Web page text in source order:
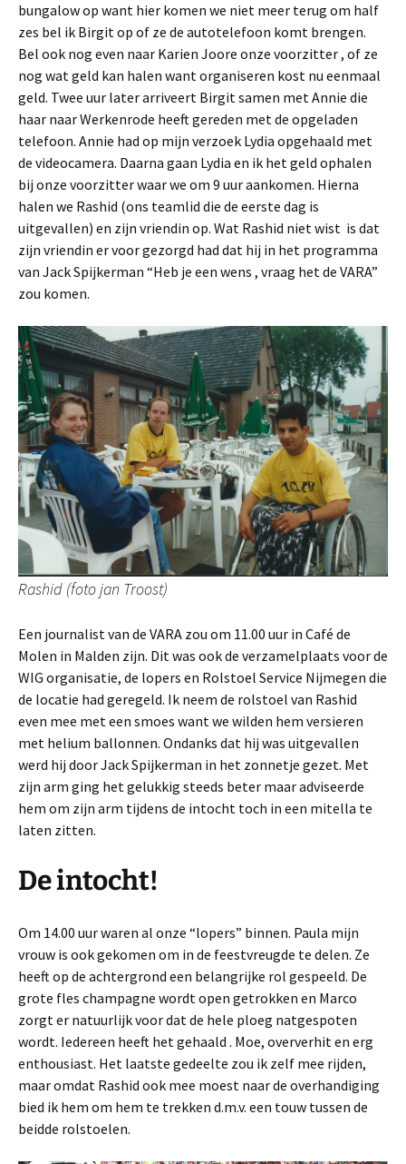
bungalow op want hier komen we niet meer terug om half
zes bel ik Birgit op of ze de autotelefoon komt brengen.
Bel ook nog even naar Karien Joore onze voorzitter , of ze
nog wat geld kan halen want organiseren kost nu eenmaal
geld. Twee uur later arriveert Birgit samen met Annie die
haar naar Werkenrode heeft gereden met de opgeladen
telefoon. Annie had op mijn verzoek Lydia opgehaald met
de videocamera. Daarna gaan Lydia en ik het geld ophalen
bij onze voorzitter waar we om 9 uur aankomen. Hierna
halen we Rashid (ons teamlid die de eerste dag is
uitgevallen) en zijn vriendin op. Wat Rashid niet wist is dat
zijn vriendin er voor gezorgd had dat hij in het programma
van Jack Spijkerman “Heb je een wens , vraag het de VARA”
zou komen.
Rashid (foto jan Troost)
Een journalist van de VARA zou om 11.00 uur in Café de
Molen in Malden zijn. Dit was ook de verzamelplaats voor de
WIG organisatie, de lopers en Rolstoel Service Nijmegen die
de locatie had geregeld. Ik neem de rolstoel van Rashid
even mee met een smoes want we wilden hem versieren
met helium ballonnen. Ondanks dat hij was uitgevallen
werd hij door Jack Spijkerman in het zonnetje gezet. Met
zijn arm ging het gelukkig steeds beter maar adviseerde
hem om zijn arm tijdens de intocht toch in een mitella te
laten zitten.
De intocht!
Om 14.00 uur waren al onze “lopers” binnen. Paula mijn
vrouw is ook gekomen om in de feestvreugde te delen. Ze
heeft op de achtergrond een belangrijke rol gespeeld. De
grote fles champagne wordt open getrokken en Marco
zorgt er natuurlijk voor dat de hele ploeg natgespoten
wordt. Iedereen heeft het gehaald . Moe, oververhit en erg
enthousiast. Het laatste gedeelte zou ik zelf mee rijden,
maar omdat Rashid ook mee moest naar de overhandiging
bied ik hem om hem te trekken d.m.v. een touw tussen de
beidde rolstoelen.